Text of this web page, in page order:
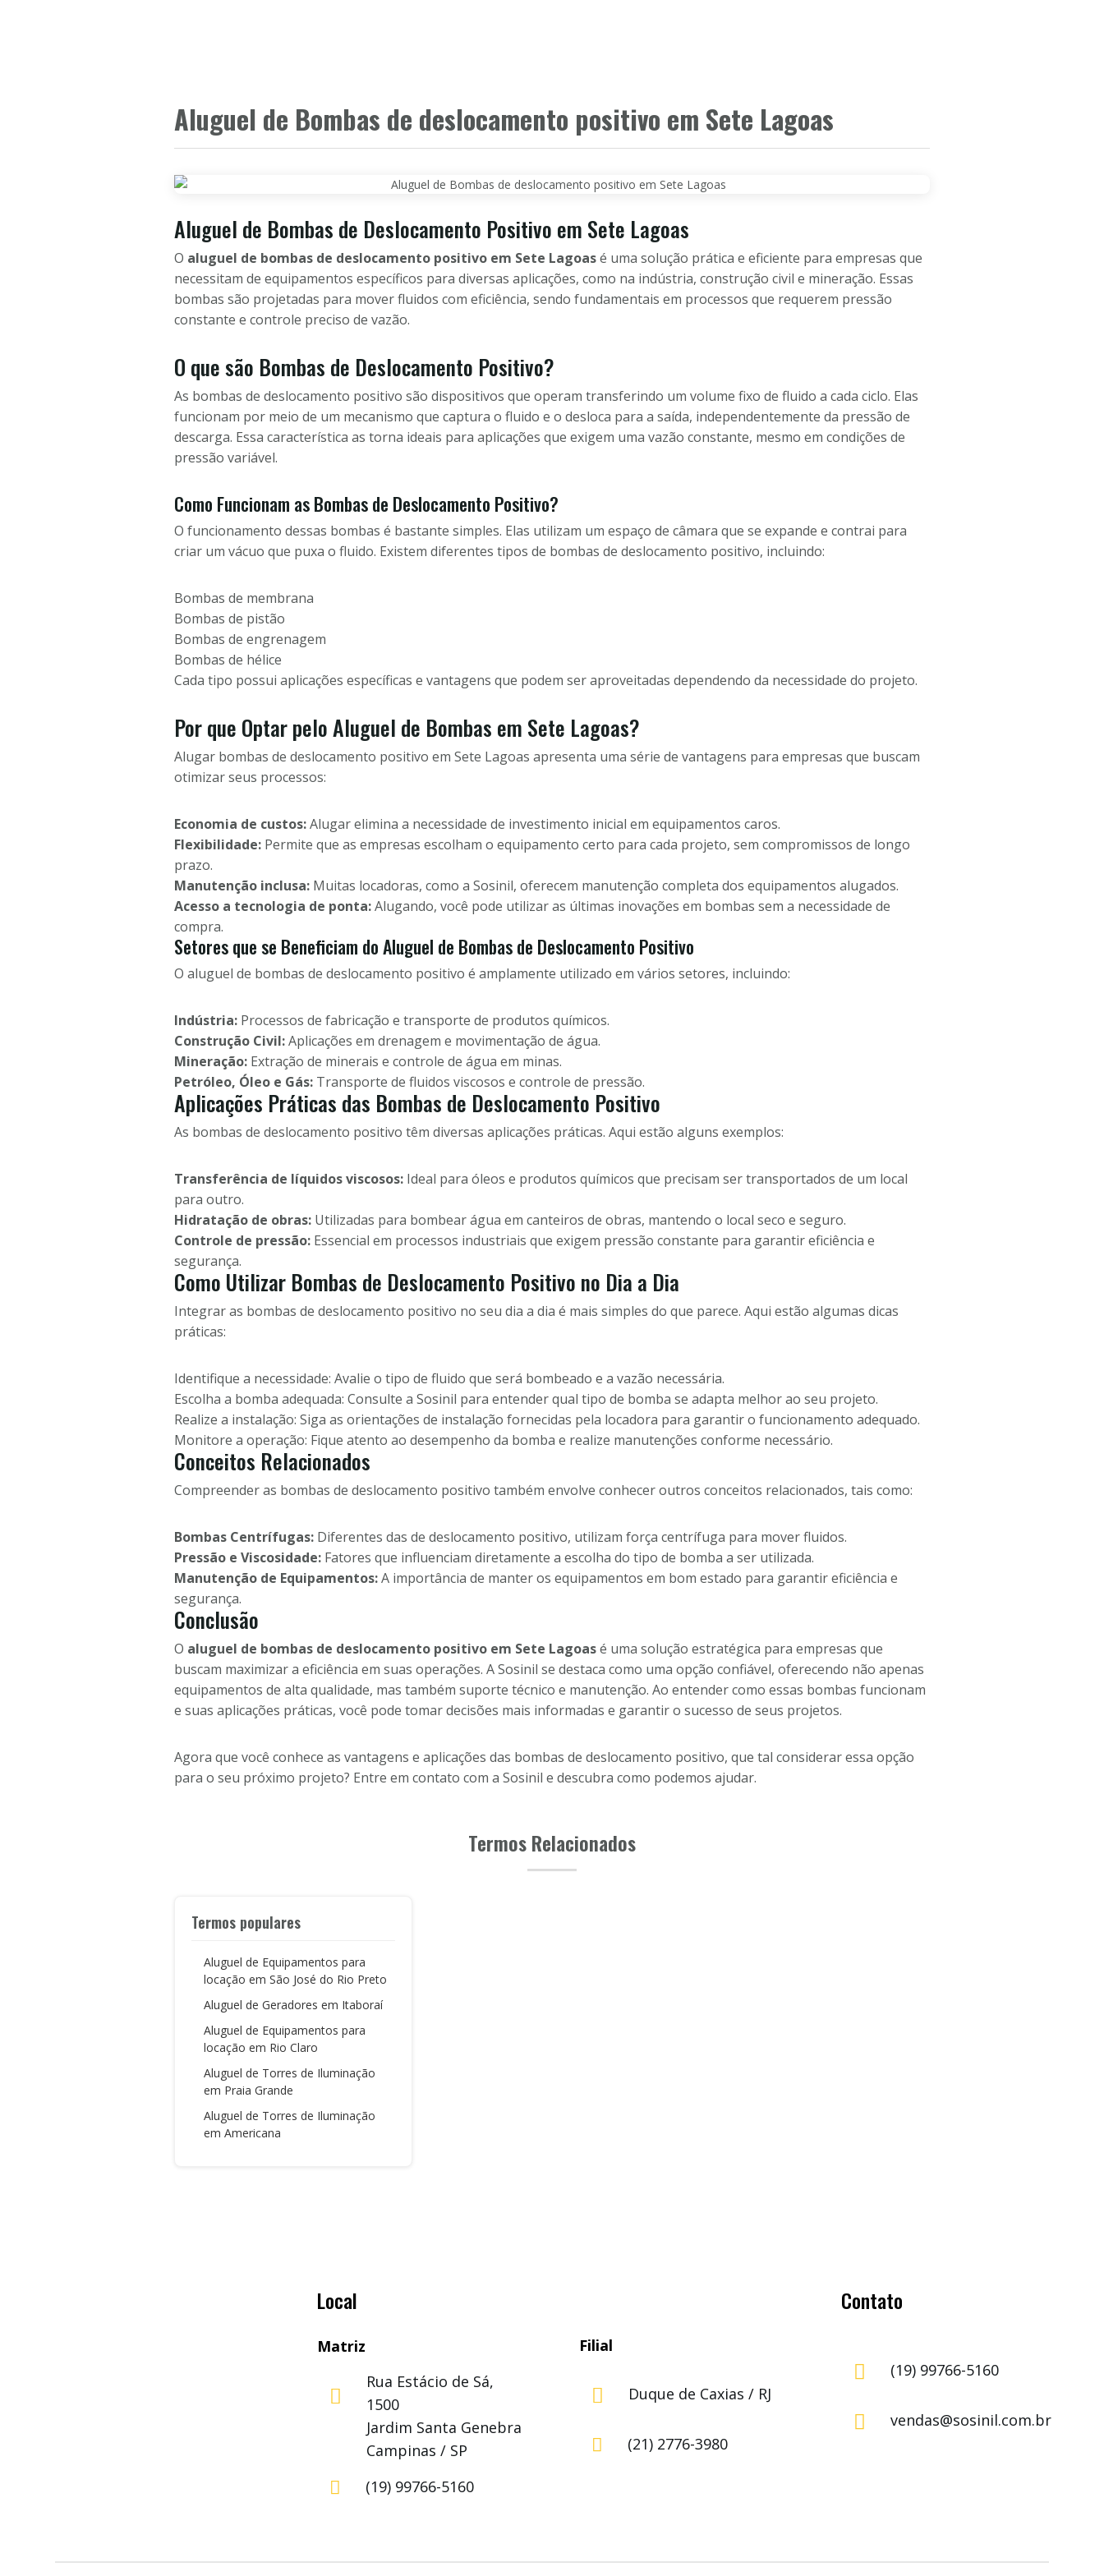
Aluguel de Bombas de deslocamento positivo em Sete Lagoas
Aluguel de Bombas de Deslocamento Positivo em Sete Lagoas
O aluguel de bombas de deslocamento positivo em Sete Lagoasé uma solução prática e eficiente para empresas que
necessitam de equipamentos específicos para diversas aplicações, como na indústria, construção civil e mineração. Essas
bombas são projetadas para mover fluidos com eficiência, sendo fundamentais em processos que requerem pressão
constante e controle preciso de vazão.
O que são Bombas de Deslocamento Positivo?
As bombas de deslocamento positivo são dispositivos que operam transferindo um volume fixo de fluido a cada ciclo. Elas
funcionam por meio de um mecanismo que captura o fluido e o desloca para a saída, independentemente da pressão de
descarga. Essa característica as torna ideais para aplicações que exigem uma vazão constante, mesmo em condições de
pressão variável.
Como Funcionam as Bombas de Deslocamento Positivo?
O funcionamento dessas bombas é bastante simples. Elas utilizam um espaço de câmara que se expande e contrai para
criar um vácuo que puxa o fluido. Existem diferentes tipos de bombas de deslocamento positivo, incluindo:
Bombas de membrana
Bombas de pistão
Bombas de engrenagem
Bombas de hélice
Cada tipo possui aplicações específicas e vantagens que podem ser aproveitadas dependendo da necessidade do projeto.
Por que Optar pelo Aluguel de Bombas em Sete Lagoas?
Alugar bombas de deslocamento positivo em Sete Lagoas apresenta uma série de vantagens para empresas que buscam
otimizar seus processos:
Economia de custos:Alugar elimina a necessidade de investimento inicial em equipamentos caros.
Flexibilidade: Permite que as empresas escolham o equipamento certo para cada projeto, sem compromissos de longo
prazo.
Manutenção inclusa: Muitas locadoras, como a Sosinil, oferecem manutenção completa dos equipamentos alugados.
Acesso a tecnologia de ponta:Alugando, você pode utilizar as últimas inovações em bombas sem a necessidade de
compra.
Setores que se Beneficiam do Aluguel de Bombas de Deslocamento Positivo
O aluguel de bombas de deslocamento positivo é amplamente utilizado em vários setores, incluindo:
Indústria: Processos de fabricação e transporte de produtos químicos.
Construção Civil:Aplicações em drenagem e movimentação de água.
Mineração: Extração de minerais e controle de água em minas.
Petróleo, Óleo e Gás: Transporte de fluidos viscosos e controle de pressão.
Aplicações Práticas das Bombas de Deslocamento Positivo
As bombas de deslocamento positivo têm diversas aplicações práticas. Aqui estão alguns exemplos:
Transferência de líquidos viscosos: Ideal para óleos e produtos químicos que precisam ser transportados de um local
para outro.
Hidratação de obras: Utilizadas para bombear água em canteiros de obras, mantendo o local seco e seguro.
Controle de pressão: Essencial em processos industriais que exigem pressão constante para garantir eficiência e
segurança.
Como Utilizar Bombas de Deslocamento Positivo no Dia a Dia
Integrar as bombas de deslocamento positivo no seu dia a dia é mais simples do que parece. Aqui estão algumas dicas
práticas:
Identifique a necessidade: Avalie o tipo de fluido que será bombeado e a vazão necessária.
Escolha a bomba adequada: Consulte a Sosinil para entender qual tipo de bomba se adapta melhor ao seu projeto.
Realize a instalação: Siga as orientações de instalação fornecidas pela locadora para garantir o funcionamento adequado.
Monitore a operação: Fique atento ao desempenho da bomba e realize manutenções conforme necessário.
Conceitos Relacionados
Compreender as bombas de deslocamento positivo também envolve conhecer outros conceitos relacionados, tais como:
Bombas Centrífugas: Diferentes das de deslocamento positivo, utilizam força centrífuga para mover fluidos.
Pressão e Viscosidade: Fatores que influenciam diretamente a escolha do tipo de bomba a ser utilizada.
Manutenção de Equipamentos:A importância de manter os equipamentos em bom estado para garantir eficiência e
segurança.
Conclusão
O aluguel de bombas de deslocamento positivo em Sete Lagoasé uma solução estratégica para empresas que
buscam maximizar a eficiência em suas operações. A Sosinil se destaca como uma opção confiável, oferecendo não apenas
equipamentos de alta qualidade, mas também suporte técnico e manutenção. Ao entender como essas bombas funcionam
e suas aplicações práticas, você pode tomar decisões mais informadas e garantir o sucesso de seus projetos.
Agora que você conhece as vantagens e aplicações das bombas de deslocamento positivo, que tal considerar essa opção
para o seu próximo projeto? Entre em contato com a Sosinil e descubra como podemos ajudar.
Termos Relacionados
Termos populares
Aluguel de Equipamentos para
locação em São José do Rio Preto
Aluguel de Geradores em Itaboraí
Aluguel de Equipamentos para
locação em Rio Claro
Aluguel de Torres de Iluminação
em Praia Grande
Aluguel de Torres de Iluminação
em Americana
Local
Matriz

Rua Estácio de Sá,
1500
Jardim Santa Genebra
Campinas / SP
 (19) 99766-5160
Filial
 Duque de Caxias / RJ
 (21) 2776-3980
Contato
 (19) 99766-5160
 vendas@sosinil.com.br